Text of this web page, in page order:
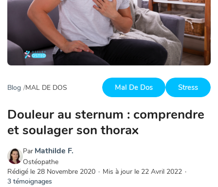
Blog MAL DE DOS Mal De Dos Stress
Douleur au sternum : comprendre
et soulager son thorax
Par Mathilde F.
Ostéopathe
Rédigé le 28 Novembre 2020 · Mis à jour le 22 Avril 2022 ·
3 témoignages